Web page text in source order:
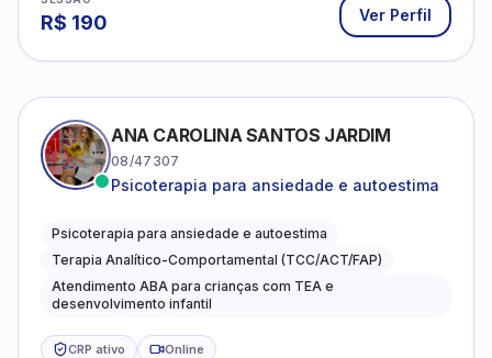
R$ 190 Ver Perfil
ANA CAROLINA SANTOS JARDIM
08/47307
Psicoterapia para ansiedade e autoestima
Psicoterapia para ansiedade e autoestima
Terapia Analítico-Comportamental (TCC/ACT/FAP)
Atendimento ABA para crianças com TEA e
desenvolvimento infantil
CRP ativo Online